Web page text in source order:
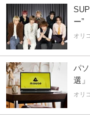
ー”
オリ
パ
選」
オリ